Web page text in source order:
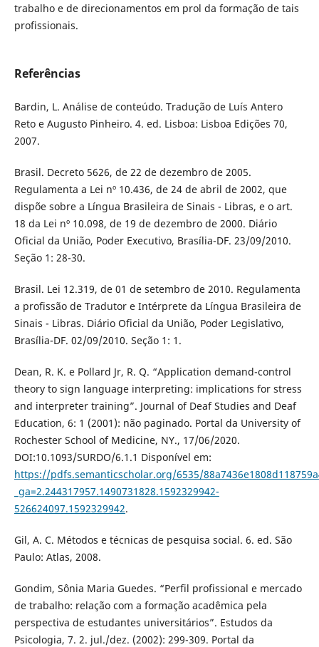
trabalho e de direcionamentos em prol da formação de tais
profissionais.
Referências
Bardin, L. Análise de conteúdo. Tradução de Luís Antero
Reto e Augusto Pinheiro. 4. ed. Lisboa: Lisboa Edições 70,
2007.
Brasil. Decreto 5626, de 22 de dezembro de 2005.
Regulamenta a Lei nº 10.436, de 24 de abril de 2002, que
dispõe sobre a Língua Brasileira de Sinais - Libras, e o art.
18 da Lei nº 10.098, de 19 de dezembro de 2000. Diário
Oficial da União, Poder Executivo, Brasília-DF. 23/09/2010.
Seção 1: 28-30.
Brasil. Lei 12.319, de 01 de setembro de 2010. Regulamenta
a profissão de Tradutor e Intérprete da Língua Brasileira de
Sinais - Libras. Diário Oficial da União, Poder Legislativo,
Brasília-DF. 02/09/2010. Seção 1: 1.
Dean, R. K. e Pollard Jr, R. Q. “Application demand-control
theory to sign language interpreting: implications for stress
and interpreter training”. Journal of Deaf Studies and Deaf
Education, 6: 1 (2001): não paginado. Portal da University of
Rochester School of Medicine, NY., 17/06/2020.
DOI:10.1093/SURDO/6.1.1 Disponível em:
https://pdfs.semanticscholar.org/6535/
_ga=2.244317957.1490731828.1592329942-
526624097.1592329942.
Gil, A. C. Métodos e técnicas de pesquisa social. 6. ed. São
Paulo: Atlas, 2008.
Gondim, Sônia Maria Guedes. “Perfil profissional e mercado
de trabalho: relação com a formação acadêmica pela
perspectiva de estudantes universitários”. Estudos da
Psicologia, 7. 2. jul./dez. (2002): 299-309. Portal da